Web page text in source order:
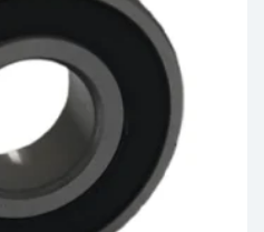
CN (Standard)